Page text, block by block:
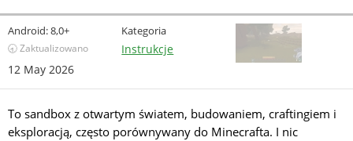
Android:8,0+
🕣 Zaktualizowano
12 May 2026
Kategoria
Instrukcje
To sandbox z otwartym światem, budowaniem, craftingiem i
eksploracją, często porównywany do Minecrafta. I nic